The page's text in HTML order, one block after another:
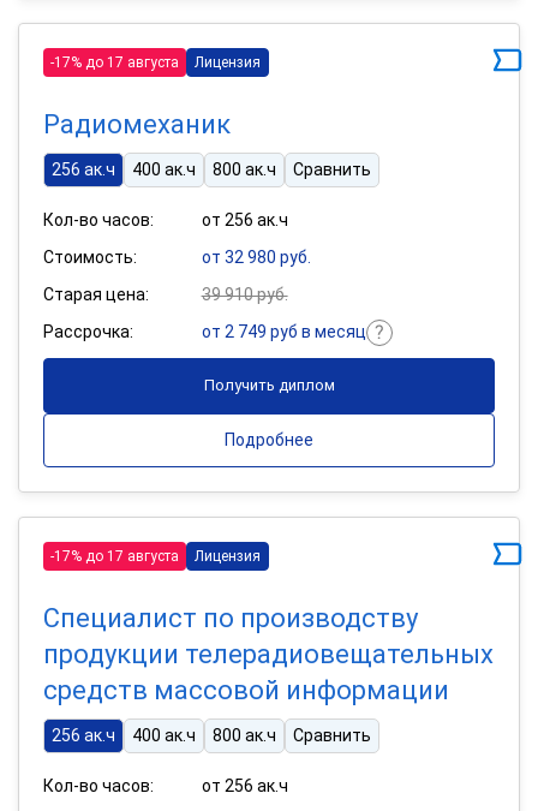
-17% до 17 августа Лицензия
Радиомеханик
256 ак.ч 400 ак.ч 800 ак.ч Сравнить
Кол-во часов:
от 256 ак.ч
Стоимость:
от 32 980 руб.
Старая цена:
39 910 руб.
Рассрочка:
от 2 749 руб в месяц
Получить диплом
Подробнее
-17% до 17 августа Лицензия
Специалист по производству
продукции телерадиовещательных
средств массовой информации
256 ак.ч 400 ак.ч 800 ак.ч Сравнить
Кол-во часов:
от 256 ак.ч